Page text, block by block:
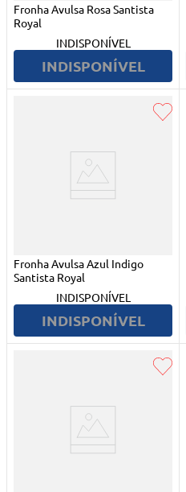
Fronha Avulsa Rosa Santista
Royal
INDISPONÍVEL
INDISPONÍVEL
Fronha Avulsa Azul Indigo
Santista Royal
INDISPONÍVEL
INDISPONÍVEL